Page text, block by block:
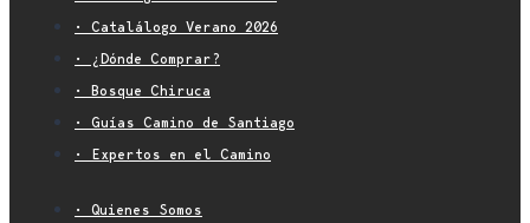
• Catalálogo Verano 2026
• ¿Dónde Comprar?
• Bosque Chiruca
• Guías Camino de Santiago
• Expertos en el Camino
• Quienes Somos